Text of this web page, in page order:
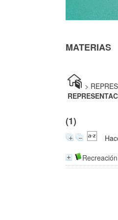
MATERIAS
>
(1)